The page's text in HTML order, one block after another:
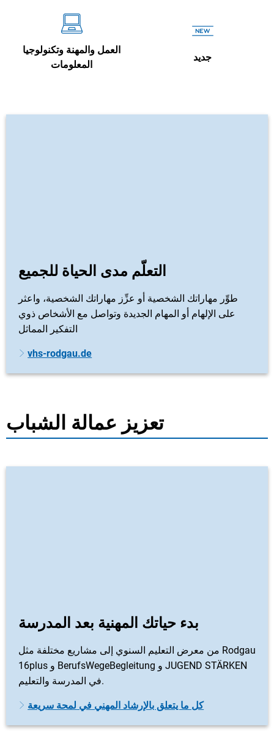
العمل والمهنة وتكنولوجيا
المعلومات
جديد
التعلّم مدى الحياة للجميع
طوِّر مهاراتك الشخصية أو عزِّز مهاراتك الشخصية، واعثر
على الإلهام أو المهام الجديدة وتواصل مع الأشخاص ذوي
التفكير المماثل
vhs-rodgau.de
تعزيز عمالة الشباب
بدء حياتك المهنية بعد المدرسة
من معرض التعليم السنوي إلى مشاريع مختلفة مثل Rodgau
16plus و BerufsWegeBegleitung و JUGEND STÄRKEN
في المدرسة والتعليم.
كل ما يتعلق بالإرشاد المهني في لمحة سريعة